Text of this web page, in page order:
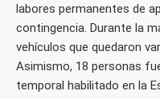
labores permanentes de
contingencia. Durante la
vehículos que quedaron
Asimismo, 18 personas
temporal habilitado en la